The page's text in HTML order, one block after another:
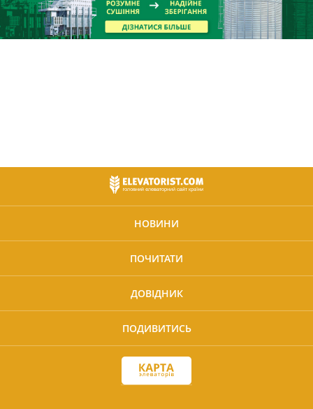
НОВИНИ
ПОЧИТАТИ
ДОВІДНИК
ПОДИВИТИСЬ